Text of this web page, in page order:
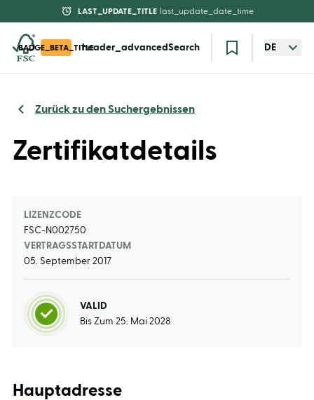
LAST_UPDATE_TITLE last_update_date_time
BADGE_BETA_TITLEheader_advancedSearch DE
Zurück zu den Suchergebnissen
Zertifikatdetails
LIZENZCODE
FSC-N002750
VERTRAGSSTARTDATUM
05. September 2017
VALID
Bis Zum 25. Mai 2028
Hauptadresse